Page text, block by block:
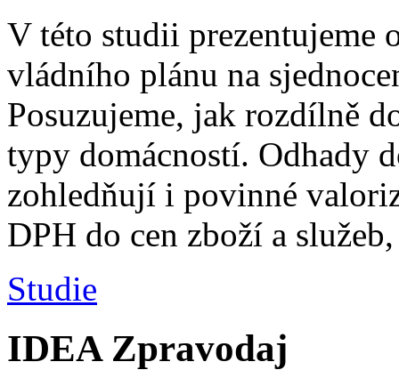
V této studii prezentujeme
vládního plánu na
Posuzujeme, jak rozdílně
typy domácností. Odhady
zohledňují i povinné
DPH do cen zboží a
Studie
IDEA Zpravodaj